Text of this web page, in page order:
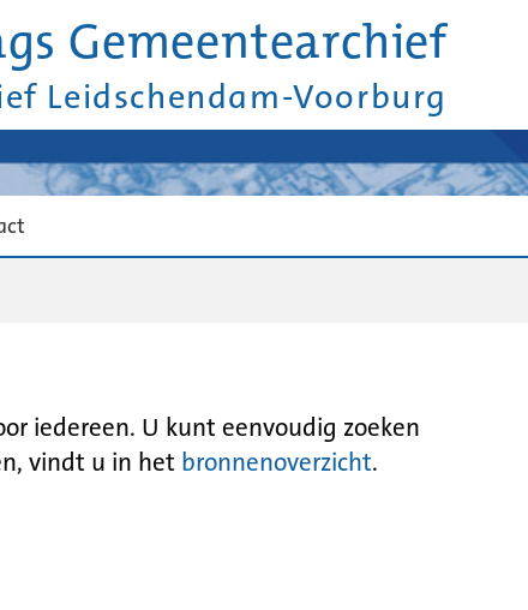
Gemeentearchief
Leidschendam-Voorburg
iedereen. U kunt eenvoudig zoeken
vindt u in het bronnenoverzicht.